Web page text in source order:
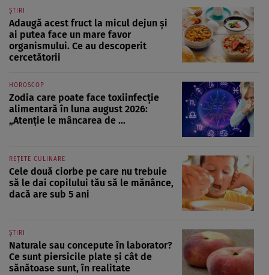
ȘTIRI
Adaugă acest fruct la micul dejun și
ai putea face un mare favor
organismului. Ce au descoperit
cercetătorii
HOROSCOP
Zodia care poate face toxiinfecție
alimentară în luna august 2026:
„Atenție le mâncarea de ...
REȚETE CULINARE
Cele două ciorbe pe care nu trebuie
să le dai copilului tău să le mănânce,
dacă are sub 5 ani
ȘTIRI
Naturale sau concepute în laborator?
Ce sunt piersicile plate și cât de
sănătoase sunt, în realitate